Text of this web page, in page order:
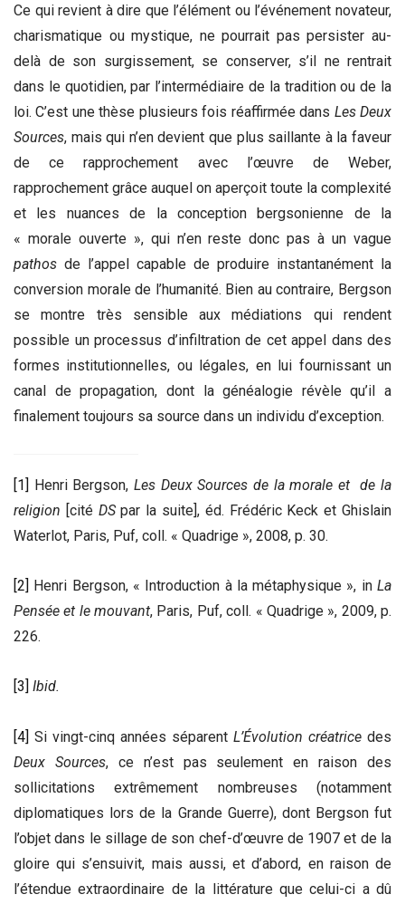
Ce qui revient à dire que l’élément ou l’événement novateur,
charismatique ou mystique, ne pourrait pas persister au-
delà de son surgissement, se conserver, s’il ne rentrait
dans le quotidien, par l’intermédiaire de la tradition ou de la
loi. C’est une thèse plusieurs fois réaffirmée dans Les Deux
Sources, mais qui n’en devient que plus saillante à la faveur
de ce rapprochement avec l’œuvre de Weber,
rapprochement grâce auquel on aperçoit toute la complexité
et les nuances de la conception bergsonienne de la
« morale ouverte », qui n’en reste donc pas à un vague
pathos de l’appel capable de produire instantanément la
conversion morale de l’humanité. Bien au contraire, Bergson
se montre très sensible aux médiations qui rendent
possible un processus d’infiltration de cet appel dans des
formes institutionnelles, ou légales, en lui fournissant un
canal de propagation, dont la généalogie révèle qu’il a
finalement toujours sa source dans un individu d’exception.
[1] Henri Bergson, Les Deux Sources de la morale et de la
religion [cité DSpar la suite], éd. Frédéric Keck et Ghislain
Waterlot, Paris, Puf, coll. « Quadrige », 2008, p. 30.
[2] Henri Bergson, « Introduction à la métaphysique », in La
Pensée et le mouvant, Paris, Puf, coll. « Quadrige », 2009, p.
226.
[3] Ibid.
[4] Si vingt-cinq années séparent L’Évolution créatrice des
Deux Sources, ce n’est pas seulement en raison des
sollicitations extrêmement nombreuses (notamment
diplomatiques lors de la Grande Guerre), dont Bergson fut
l’objet dans le sillage de son chef-d’œuvre de 1907 et de la
gloire qui s’ensuivit, mais aussi, et d’abord, en raison de
l’étendue extraordinaire de la littérature que celui-ci a dû